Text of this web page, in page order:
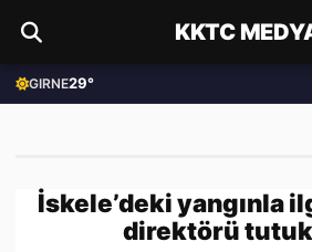
KKTC
GIRNE29°
İskele’deki yangınla
direktörü